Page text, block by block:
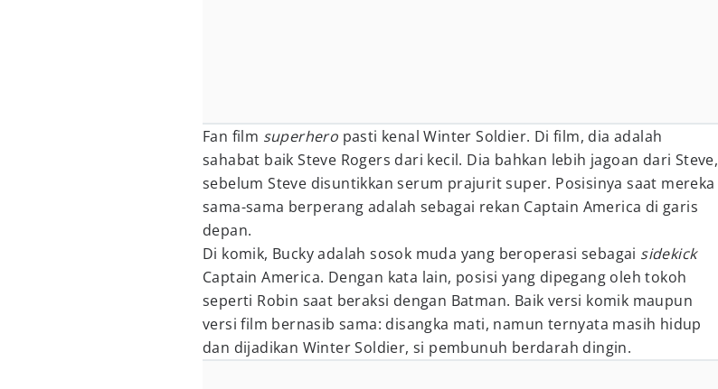
Fan film superhero pasti kenal Winter Soldier. Di film, dia adalah
sahabat baik Steve Rogers dari kecil. Dia bahkan lebih jagoan dari Steve,
sebelum Steve disuntikkan serum prajurit super. Posisinya saat mereka
sama-sama berperang adalah sebagai rekan Captain America di garis
depan.
Di komik, Bucky adalah sosok muda yang beroperasi sebagai sidekick
Captain America. Dengan kata lain, posisi yang dipegang oleh tokoh
seperti Robin saat beraksi dengan Batman. Baik versi komik maupun
versi film bernasib sama: disangka mati, namun ternyata masih hidup
dan dijadikan Winter Soldier, si pembunuh berdarah dingin.